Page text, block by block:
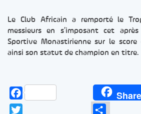
Le Club Africain a remporté le
messieurs en s’imposant cet
Sportive Monastirienne sur le score
ainsi son statut de champion en titre.
Facebook Share